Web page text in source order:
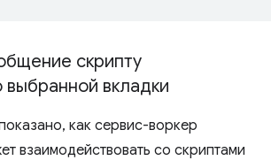
скрипту
вкладки
как сервис-воркер
взаимодействовать со скриптами